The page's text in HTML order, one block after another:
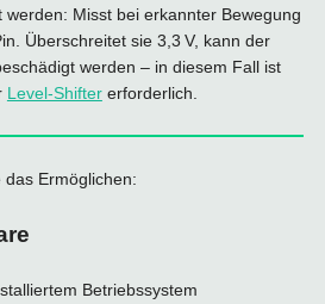
Misst bei erkannter Bewegung
Überschreitet sie 3,3 V, kann der
werden – in diesem Fall ist
Level-Shiftererforderlich.
Ermöglichen:
Betriebssystem